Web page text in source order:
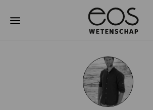
naar
NATUURWETENSCHAPPEN